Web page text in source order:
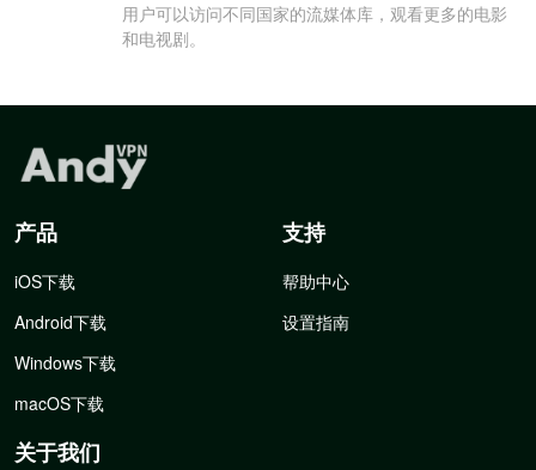
用户可以访问不同国家的流媒体库，观看更多的电影
和电视剧。
产品
iOS下载
Android下载
Windows下载
macOS下载
支持
帮助中心
设置指南
关于我们